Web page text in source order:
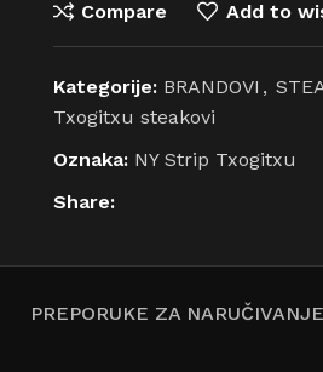
Compare Add to
Kategorije: BRANDOVI ,
Txogitxu steakovi
Oznaka: NY Strip Txogitxu
Share:
PREPORUKE ZA NARUČIVANJE